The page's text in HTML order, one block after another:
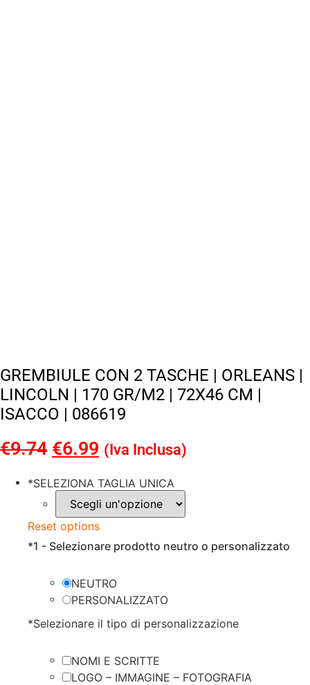
GREMBIULE CON 2 TASCHE | ORLEANS |
LINCOLN | 170 GR/M2 | 72X46 CM |
ISACCO | 086619
€9.74 Il
originale
era:
€9.74.
€6.99 Il
attuale
è:
€6.99.
(Iva Inclusa)
*SELEZIONA TAGLIA UNICA
Reset options
*1 - Selezionare prodotto neutro o personalizzato
NEUTRO
PERSONALIZZATO
*Selezionare il tipo di personalizzazione
NOMI E SCRITTE
LOGO – IMMAGINE – FOTOGRAFIA